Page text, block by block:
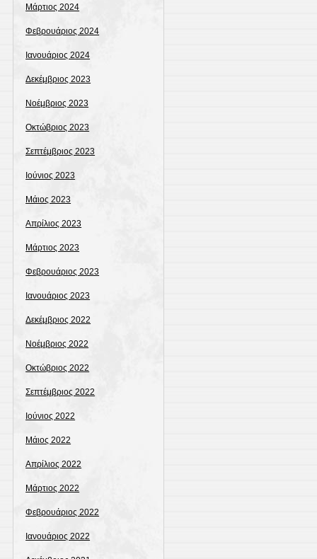
Μάρτιος 2024
Φεβρουάριος 2024
Ιανουάριος 2024
Δεκέμβριος 2023
Νοέμβριος 2023
Οκτώβριος 2023
Σεπτέμβριος 2023
Ιούνιος 2023
Μάιος 2023
Απρίλιος 2023
Μάρτιος 2023
Φεβρουάριος 2023
Ιανουάριος 2023
Δεκέμβριος 2022
Νοέμβριος 2022
Οκτώβριος 2022
Σεπτέμβριος 2022
Ιούνιος 2022
Μάιος 2022
Απρίλιος 2022
Μάρτιος 2022
Φεβρουάριος 2022
Ιανουάριος 2022